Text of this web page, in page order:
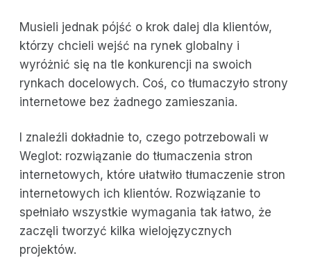
Musieli jednak pójść o krok dalej dla klientów,
którzy chcieli wejść na rynek globalny i
wyróżnić się na tle konkurencji na swoich
rynkach docelowych. Coś, co tłumaczyło strony
internetowe bez żadnego zamieszania.
I znaleźli dokładnie to, czego potrzebowali w
Weglot: rozwiązanie do tłumaczenia stron
internetowych, które ułatwiło tłumaczenie stron
internetowych ich klientów. Rozwiązanie to
spełniało wszystkie wymagania tak łatwo, że
zaczęli tworzyć kilka wielojęzycznych
projektów.